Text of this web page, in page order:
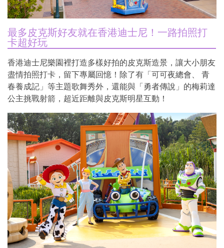
最多皮克斯好友就在香港迪士尼！一路拍照打
卡超好玩
香港迪士尼樂園裡打造多樣好拍的皮克斯造景，讓大小朋友
盡情拍照打卡，留下專屬回憶！除了有「可可夜總會、 青
春養成記」等主題歌舞秀外，還能與「勇者傳說」的梅莉達
公主挑戰射箭，超近距離與皮克斯明星互動！